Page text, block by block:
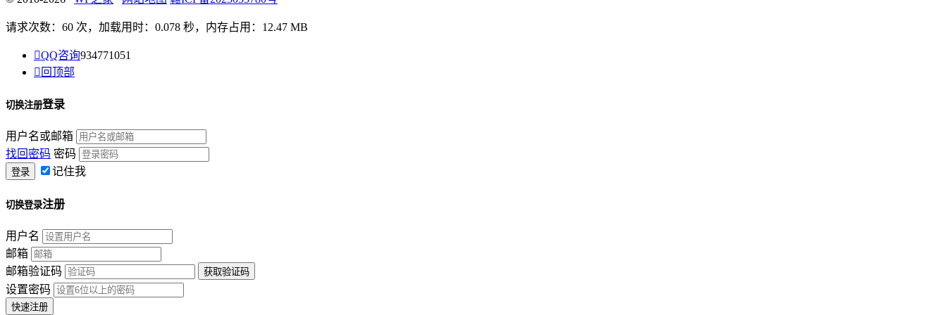
请求次数：60 次，加载用时：0.078 秒，内存占用：12.47 MB
QQ咨询934771051
 回顶部
切换注册登录
用户名或邮箱
找回密码 密码
记住我
切换登录注册
用户名
邮箱
邮箱验证码
设置密码